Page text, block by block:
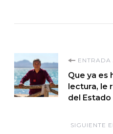
de
ENTRADA
Que ya es
lectura, le
del Estado
SIGUIENTE